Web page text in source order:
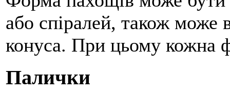
або спіралей, також може
конуса. При цьому кожна
Палички